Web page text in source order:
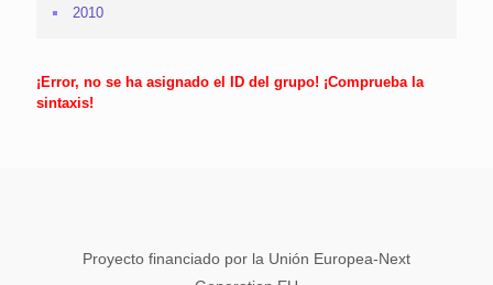
2010
¡Error, no se ha asignado el ID del grupo! ¡Comprueba la
sintaxis!
Proyecto financiado por la Unión Europea-Next